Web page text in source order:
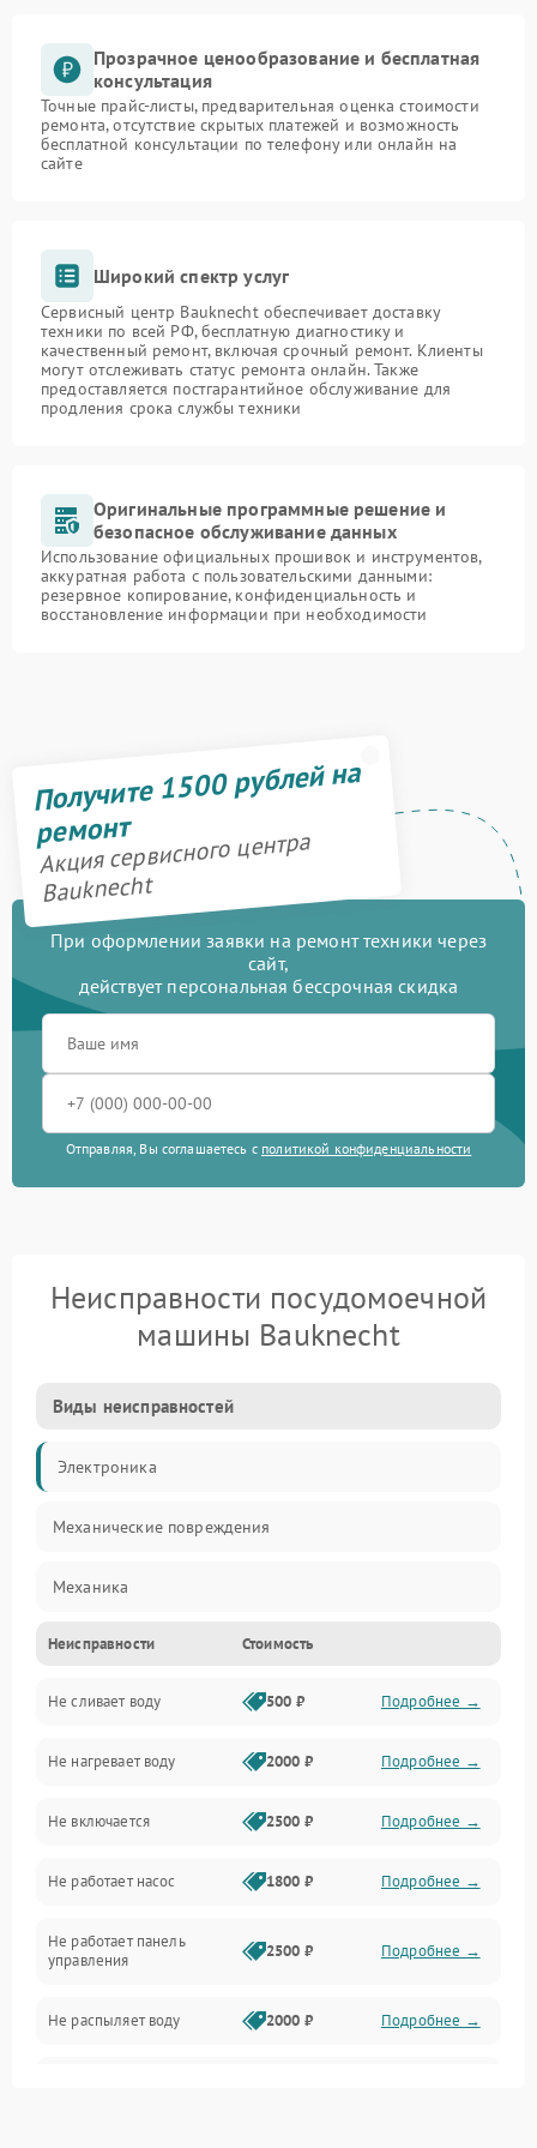
Прозрачное ценообразование и бесплатная
консультация
Точные прайс-листы, предварительная оценка стоимости
ремонта, отсутствие скрытых платежей и возможность
бесплатной консультации по телефону или онлайн на
сайте
Широкий спектр услуг
Сервисный центр Bauknecht обеспечивает доставку
техники по всей РФ, бесплатную диагностику и
качественный ремонт, включая срочный ремонт. Клиенты
могут отслеживать статус ремонта онлайн. Также
предоставляется постгарантийное обслуживание для
продления срока службы техники
Оригинальные программные решение и
безопасное обслуживание данных
Использование официальных прошивок и инструментов,
аккуратная работа с пользовательскими данными:
резервное копирование, конфиденциальность и
восстановление информации при необходимости
Получите 1500 рублей на
ремонт
Акция сервисного центра
Bauknecht
При оформлении заявки на ремонт техники через
сайт,
действует персональная бессрочная скидка
Отправляя, Вы соглашаетесь с политикой конфиденциальности
Неисправности посудомоечной
машины Bauknecht
Виды неисправностей
Электроника
Механические повреждения
Механика
Управление
Электропитание
Датчики
Нагрев
Вода
Гигиена
Программное обеспечение
Неисправности Стоимость
Не сливает воду 500 ₽ Подробнее →
Не нагревает воду 2000 ₽ Подробнее →
Не включается 2500 ₽ Подробнее →
Не работает насос 1800 ₽ Подробнее →
Не работает панель
управления
2500 ₽ Подробнее →
Не распыляет воду 2000 ₽ Подробнее →